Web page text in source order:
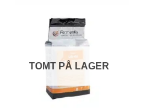
TOMT PÅ LAGER